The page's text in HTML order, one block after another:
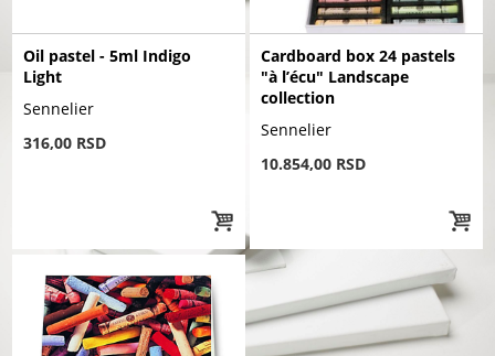
Oil pastel - 5ml Indigo
Light
Sennelier
316,00 RSD
Cardboard box 24 pastels
"à l’écu" Landscape
collection
Sennelier
10.854,00 RSD